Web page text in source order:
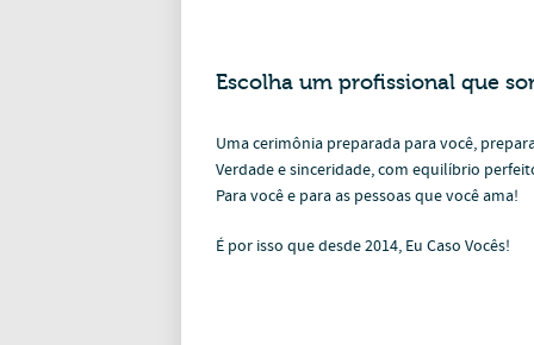
Escolha um profissional que
Uma cerimônia preparada para você,
Verdade e sinceridade, com equilíbrio
Para você e para as pessoas que você ama!
É por isso que desde 2014, Eu Caso Vocês!